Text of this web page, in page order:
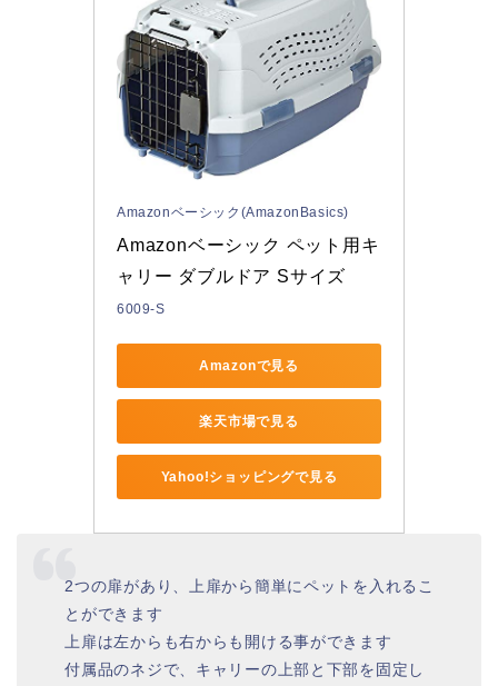
Amazonベーシック(AmazonBasics)
Amazonベーシック ペット用キ
ャリー ダブルドア Sサイズ
6009-S
Amazonで見る
楽天市場で見る
Yahoo!ショッピングで見る
2つの扉があり、上扉から簡単にペットを入れるこ
とができます
上扉は左からも右からも開ける事ができます
付属品のネジで、キャリーの上部と下部を固定し